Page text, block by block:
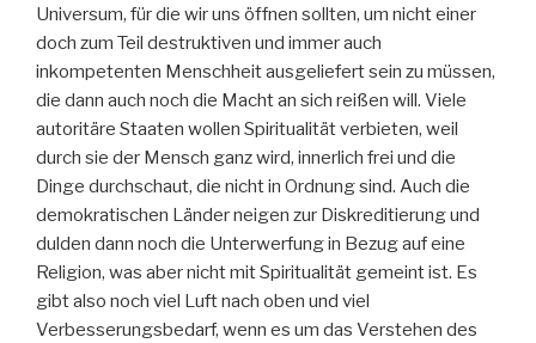
Universum, für die wir uns öffnen sollten, um nicht einer
doch zum Teil destruktiven und immer auch
inkompetenten Menschheit ausgeliefert sein zu müssen,
die dann auch noch die Macht an sich reißen will. Viele
autoritäre Staaten wollen Spiritualität verbieten, weil
durch sie der Mensch ganz wird, innerlich frei und die
Dinge durchschaut, die nicht in Ordnung sind. Auch die
demokratischen Länder neigen zur Diskreditierung und
dulden dann noch die Unterwerfung in Bezug auf eine
Religion, was aber nicht mit Spiritualität gemeint ist. Es
gibt also noch viel Luft nach oben und viel
Verbesserungsbedarf, wenn es um das Verstehen des